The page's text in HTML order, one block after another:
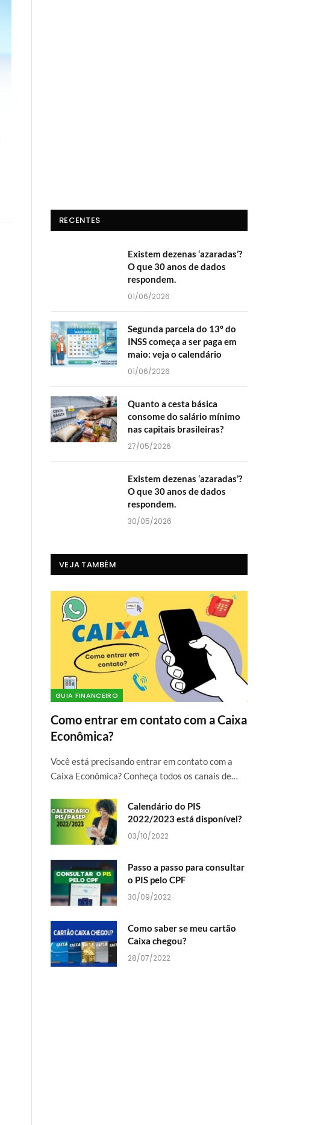
RECENTES
Existem dezenas ‘azaradas’?
O que 30 anos de dados
respondem.
01/06/2026
Segunda parcela do 13º do
INSS começa a ser paga em
maio: veja o calendário
01/06/2026
Quanto a cesta básica
consome do salário mínimo
nas capitais brasileiras?
27/05/2026
Existem dezenas ‘azaradas’?
O que 30 anos de dados
respondem.
30/05/2026
VEJA TAMBÉM
GUIA FINANCEIRO
Como entrar em contato com a Caixa
Econômica?
Você está precisando entrar em contato com a
Caixa Econômica? Conheça todos os canais de…
Calendário do PIS
2022/2023 está disponível?
03/10/2022
Passo a passo para consultar
o PIS pelo CPF
30/09/2022
Como saber se meu cartão
Caixa chegou?
28/07/2022